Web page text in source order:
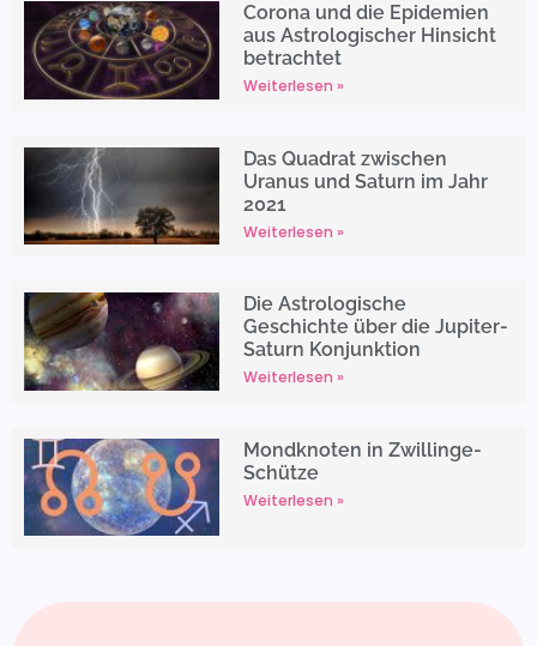
Corona und die Epidemien
aus Astrologischer Hinsicht
betrachtet
Weiterlesen »
Das Quadrat zwischen
Uranus und Saturn im Jahr
2021
Weiterlesen »
Die Astrologische
Geschichte über die Jupiter-
Saturn Konjunktion
Weiterlesen »
Mondknoten in Zwillinge-
Schütze
Weiterlesen »